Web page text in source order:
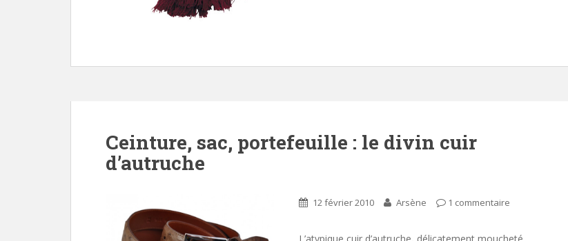
Ceinture, sac, portefeuille : le divin cuir
d’autruche
12 février 2010 Arsène 1 commentaire
L’atypique cuir d’autruche, délicatement moucheté